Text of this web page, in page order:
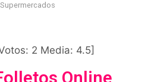
2 Media: 4.5]
Online